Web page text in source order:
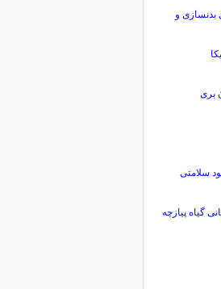
بدنسازی و
بری
سلامتی
گیاه پیازچه